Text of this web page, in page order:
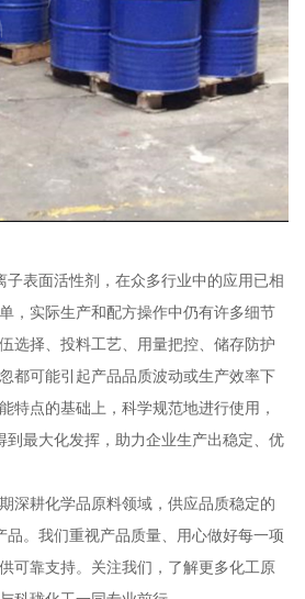
子表面活性剂，在众多行业中的应用已相
，实际生产和配方操作中仍有许多细节
选择、投料工艺、用量把控、储存防护
都可能引起产品品质波动或生产效率下
特点的基础上，科学规范地进行使用，
到最大化发挥，助力企业生产出稳定、优
深耕化学品原料领域，供应品质稳定的
品。我们重视产品质量、用心做好每一项
可靠支持。关注我们，了解更多化工原